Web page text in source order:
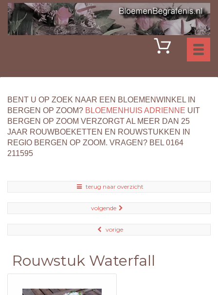
BENT U OP ZOEK NAAR EEN BLOEMENWINKEL IN
BERGEN OP ZOOM? BLOEMENHUIS ADRIENNE UIT
BERGEN OP ZOOM VERZORGT AL MEER DAN 25
JAAR ROUWBOEKETTEN EN ROUWSTUKKEN IN
REGIO BERGEN OP ZOOM. VRAGEN? BEL 0164
211595
terug naar overzicht
volgende
vorige
Rouwstuk Waterfall